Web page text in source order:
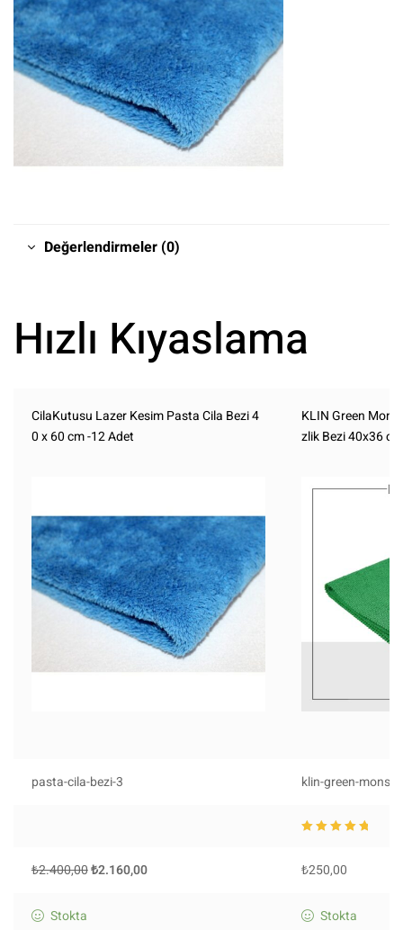
Değerlendirmeler (0)
Hızlı Kıyaslama
CilaKutusu Lazer Kesim Pasta Cila Bezi 4
0 x 60 cm -12 Adet
KLIN Green
zlik Bezi 40x36 cm
pasta-cila-bezi-3 klin-green-
₺2.400,00₺2.160,00 ₺250,00
Stokta Stokta